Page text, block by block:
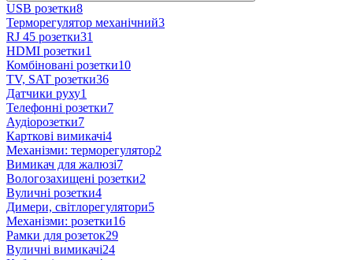
USB розетки8
Терморегулятор механічний3
RJ 45 розетки31
HDMI розетки1
Комбіновані розетки10
TV, SAT розетки36
Датчики руху1
Телефонні розетки7
Аудіорозетки7
Карткові вимикачі4
Механізми: терморегулятор2
Вимикач для жалюзі7
Вологозахищені розетки2
Вуличні розетки4
Димери, світлорегулятори5
Механізми: розетки16
Рамки для розеток29
Вуличні вимикачі24